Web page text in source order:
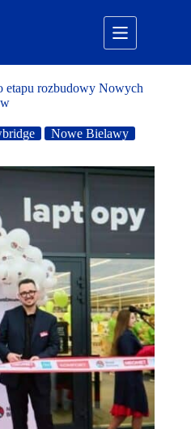
etapu rozbudowy Nowych
Nowe Bielawy